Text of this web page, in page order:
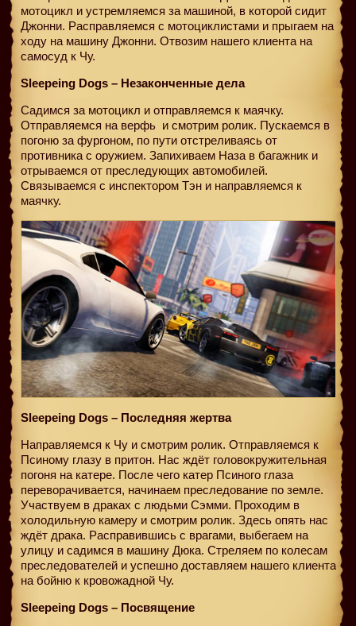
мотоцикл и устремляемся за машиной, в которой сидит
Джонни. Расправляемся с мотоциклистами и прыгаем на
ходу на машину Джонни. Отвозим нашего клиента на
самосуд к Чу.
Sleepeing Dogs – Незаконченные дела
Садимся за мотоцикл и отправляемся к маячку.
Отправляемся на верфь и смотрим ролик. Пускаемся в
погоню за фургоном, по пути отстреливаясь от
противника с оружием. Запихиваем Наза в багажник и
отрываемся от преследующих автомобилей.
Связываемся с инспектором Тэн и направляемся к
маячку.
Sleepeing Dogs – Последняя жертва
Направляемся к Чу и смотрим ролик. Отправляемся к
Псиному глазу в притон. Нас ждёт головокружительная
погоня на катере. После чего катер Псиного глаза
переворачивается, начинаем преследование по земле.
Участвуем в драках с людьми Сэмми. Проходим в
холодильную камеру и смотрим ролик. Здесь опять нас
ждёт драка. Расправившись с врагами, выбегаем на
улицу и садимся в машину Дюка. Стреляем по колесам
преследователей и успешно доставляем нашего клиента
на бойню к кровожадной Чу.
Sleepeing Dogs – Посвящение